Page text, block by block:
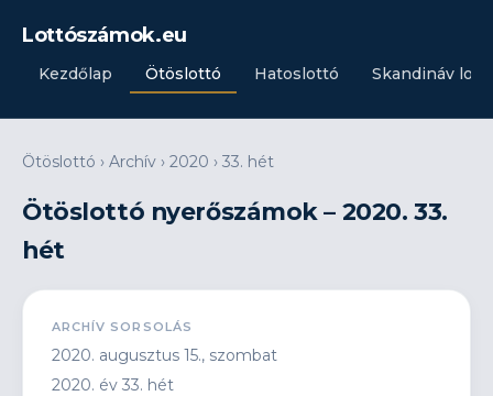
Lottószámok.eu
Kezdőlap Ötöslottó Hatoslottó Skandináv
Ötöslottó › Archív › 2020 › 33. hét
Ötöslottó nyerőszámok – 2020. 33.
hét
ARCHÍV SORSOLÁS
2020. augusztus 15., szombat
2020. év 33. hét